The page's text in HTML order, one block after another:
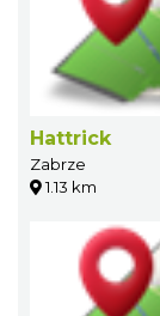
Hattrick
Zabrze
1.13 km